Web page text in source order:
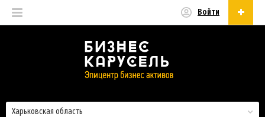
Войти
Харьковская область